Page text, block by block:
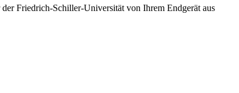
Friedrich-Schiller-Universität von Ihrem Endgerät aus